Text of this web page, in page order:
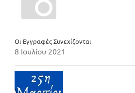
Οι Εγγραφές Συνεχίζονται
8 Ιουλίου 2021